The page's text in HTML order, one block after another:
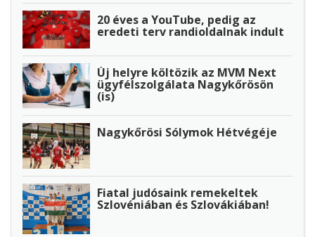
20 éves a YouTube, pedig az
eredeti terv randioldalnak indult
Új helyre költözik az MVM Next
ügyfélszolgálata Nagykőrösön
(is)
Nagykőrösi Sólymok Hétvégéje
Fiatal judósaink remekeltek
Szlovéniában és Szlovákiában!